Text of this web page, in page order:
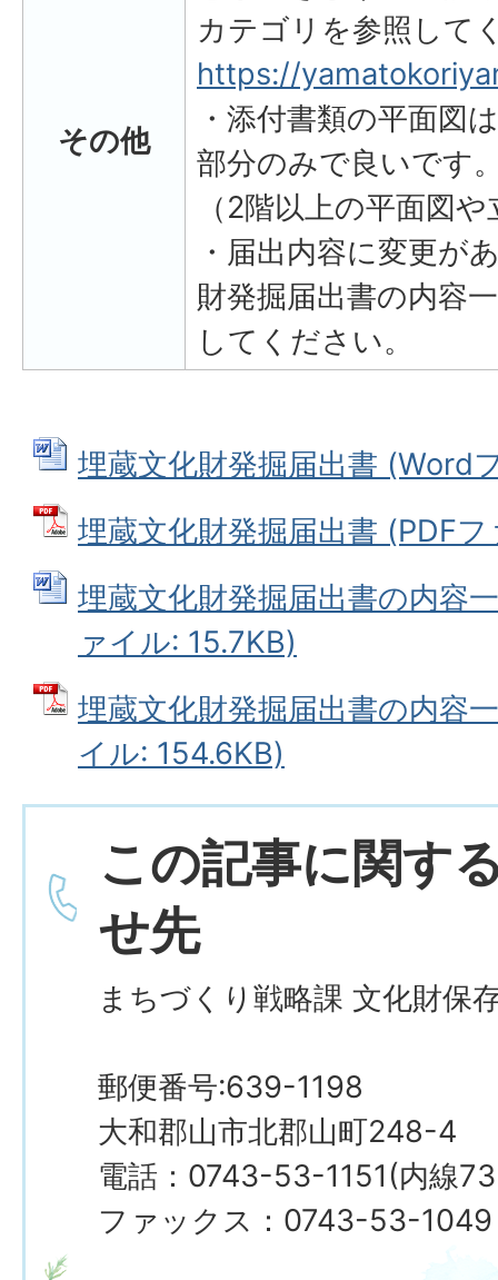
その他
カテゴリを参照して
https://
・添付書類の平面図
部分のみで良いです
（2階以上の平面図
・届出内容に変更が
財発掘届出書の内容
してください。
埋蔵文化財発掘届出書 (Word
埋蔵文化財発掘届出書 (PDF
埋蔵文化財発掘届出書の内容
ァイル: 15.7KB)
埋蔵文化財発掘届出書の内容
イル: 154.6KB)
この記事に関す
せ先
まちづくり戦略課 文化財保
郵便番号:639-1198
大和郡山市北郡山町248-4
電話：0743-53-1151(内線
ファックス：0743-53-1049